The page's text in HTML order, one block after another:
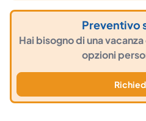
Preventivo
Hai bisogno di una
opzioni